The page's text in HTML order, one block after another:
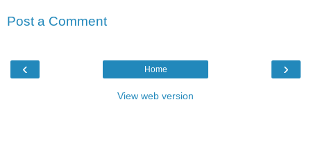
Post a Comment
‹ ›
Home
View web version